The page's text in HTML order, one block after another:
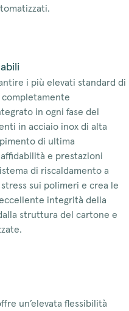
i più elevati standard di
completamente
in ogni fase del
in acciaio inox di alta
di ultima
e prestazioni
di riscaldamento a
sui polimeri e crea le
integrità della
struttura del cartone e
un’elevata flessibilità